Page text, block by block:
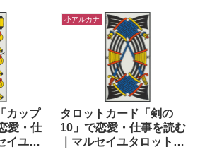
ワンオラクル
カップ
愛・仕
イユタ
小アルカナ
タロットカード「剣の
10」で恋愛・仕事を読む
｜マルセイユタロットで